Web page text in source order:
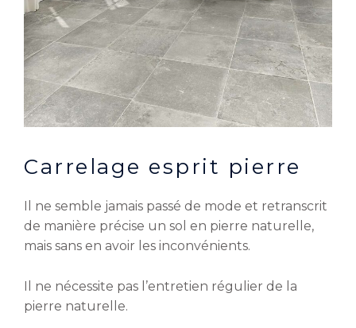
Carrelage esprit pierre
Il ne semble jamais passé de mode et retranscrit
de manière précise un sol en pierre naturelle,
mais sans en avoir les inconvénients.
Il ne nécessite pas l’entretien régulier de la
pierre naturelle.